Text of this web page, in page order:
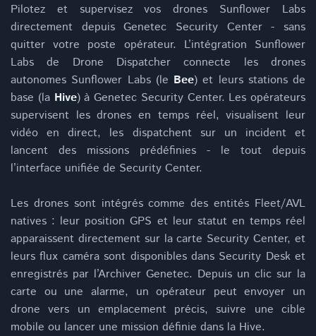
Pilotez et supervisez vos drones Sunflower Labs
directement depuis Genetec Security Center - sans
quitter votre poste opérateur. L’intégration Sunflower
Labs de Drone Dispatcher connecte les drones
autonomes Sunflower Labs (le Bee) et leurs stations de
base (la Hive) à Genetec Security Center. Les opérateurs
supervisent les drones en temps réel, visualisent leur
vidéo en direct, les dispatchent sur un incident et
lancent des missions prédéfinies - le tout depuis
l’interface unifiée de Security Center.
Les drones sont intégrés comme des entités Fleet/AVL
natives : leur position GPS et leur statut en temps réel
apparaissent directement sur la carte Security Center, et
leurs flux caméra sont disponibles dans Security Desk et
enregistrés par l’Archiver Genetec. Depuis un clic sur la
carte ou une alarme, un opérateur peut envoyer un
drone vers un emplacement précis, suivre une cible
mobile ou lancer une mission définie dans la Hive.